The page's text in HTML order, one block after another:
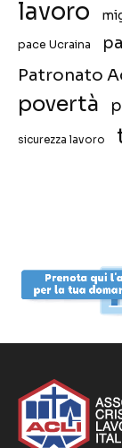
lavoro
pace Ucraina
Patronato
povertà
sicurezza lavoro